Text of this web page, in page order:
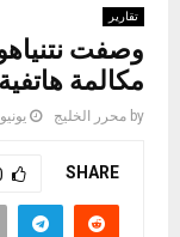
تقارير
وصفت
مكالمة هاتفية
by محرر الخليج يونيو 3, 2026
SHARE